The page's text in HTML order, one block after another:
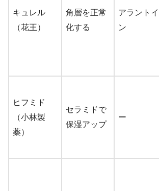
キュレル
（花王）
角層を正常
化する
アラントイ
ン
ヒフミド
（小林製
薬）
セラミドで
保湿アップ
ー